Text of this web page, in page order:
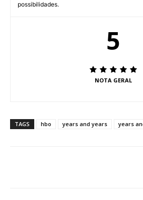
possibilidades.
5
NOTA GERAL
TAGS hbo years and years years